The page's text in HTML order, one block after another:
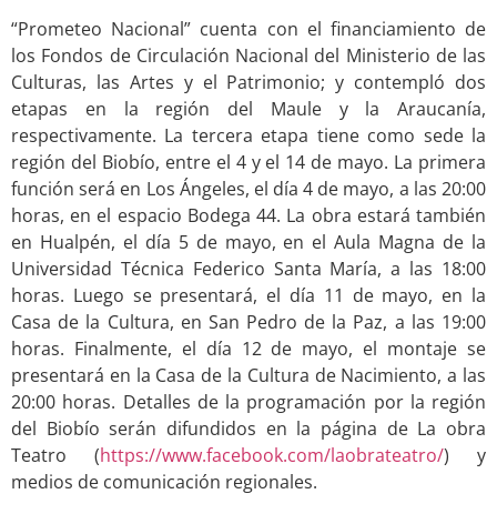
“Prometeo Nacional” cuenta con el financiamiento de
los Fondos de Circulación Nacional del Ministerio de las
Culturas, las Artes y el Patrimonio; y contempló dos
etapas en la región del Maule y la Araucanía,
respectivamente. La tercera etapa tiene como sede la
región del Biobío, entre el 4 y el 14 de mayo. La primera
función será en Los Ángeles, el día 4 de mayo, a las 20:00
horas, en el espacio Bodega 44. La obra estará también
en Hualpén, el día 5 de mayo, en el Aula Magna de la
Universidad Técnica Federico Santa María, a las 18:00
horas. Luego se presentará, el día 11 de mayo, en la
Casa de la Cultura, en San Pedro de la Paz, a las 19:00
horas. Finalmente, el día 12 de mayo, el montaje se
presentará en la Casa de la Cultura de Nacimiento, a las
20:00 horas. Detalles de la programación por la región
del Biobío serán difundidos en la página de La obra
Teatro (https://www.facebook.com/laobrateatro/) y
medios de comunicación regionales.